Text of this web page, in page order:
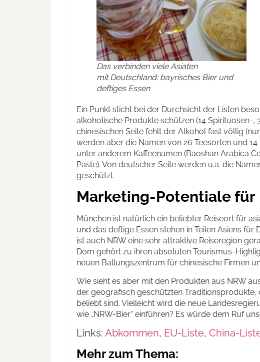
Das verbinden viele Asiaten
mit Deutschland: bayrisches Bier und
deftiges Essen
Ein Punkt sticht bei der Durchsicht der Listen
alkoholische Produkte schützen (14 Spirituosen-,
chinesischen Seite fehlt der Alkohol fast völlig
werden aber die Namen von 26 Teesorten und
unter anderem Kaffeenamen (Baoshan Arabica
Paste). Von deutscher Seite werden u.a. die
geschützt.
Marketing-Potentiale für
München ist natürlich ein beliebter Reiseort für
und das deftige Essen stehen in Teilen Asiens
ist auch NRW eine sehr attraktive Reiseregion
Dom gehört zu ihren absoluten Tourismus-
neuen Ballungszentrum für chinesische Firmen
Wie sieht es aber mit den Produkten aus NRW
der geografisch geschützten Traditionsprodukte,
beliebt sind. Vielleicht wird die neue
wie „NRW-Bier“ einführen? Es würde dem Ruf
Links: Abkommen, EU-Liste, China-
Mehr zum Thema: